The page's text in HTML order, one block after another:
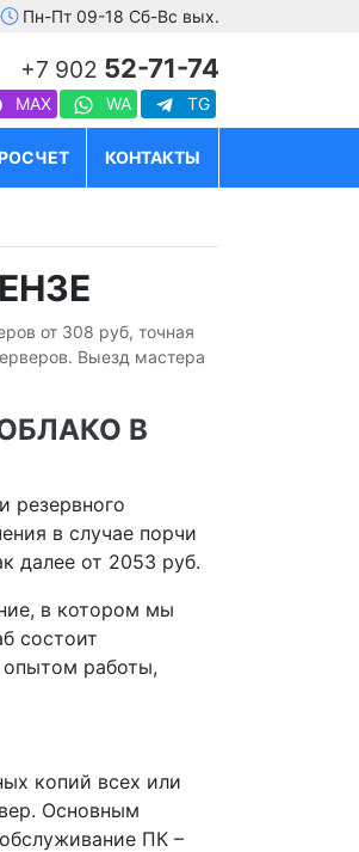
Пн-Пт 09-18 Сб-Вс вых.
+7 902 52-71-74
MAX WA TG
КОНТАКТЫ
от 308 руб, точная
Выезд мастера
В
резервного
в случае порчи
далее от 2053 руб.
в котором мы
состоит
опытом работы,
копий всех или
Основным
ПК –